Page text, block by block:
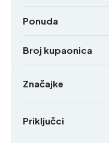
Ponuda
Broj kupaonica
Značajke
Priključci